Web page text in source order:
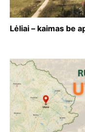
Lėliai – kaimas be